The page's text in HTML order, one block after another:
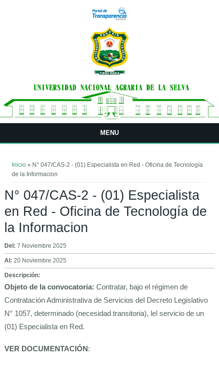
MENU
Inicio » N° 047/CAS-2 - (01) Especialista en Red - Oficina de Tecnología
de la Informacion
N° 047/CAS-2 - (01) Especialista
en Red - Oficina de Tecnología de
la Informacion
Del:7 Noviembre 2025
Al:20 Noviembre 2025
Descripción:
Objeto de la convocatoria: Contratar, bajo el régimen de
Contratación Administrativa de Servicios del Decreto Legislativo
N° 1057, determinado (necesidad transitoria), lel servicio de un
(01) Especialista en Red.
VER DOCUMENTACIÓN :